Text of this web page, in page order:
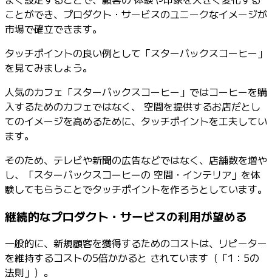
ことができ、プロダクト・サービスのユニークなイメージが
市場で確立できます。
タッチポイントの良い例として「スターバックスコーヒー」
を見てみましょう。
人気のカフェ「スターバックスコーヒー」ではコーヒーを購
入するためのカフェではなく、 空間を提供するお店だとし
てのイメージを高めるために、タッチポイントを工夫してい
ます。
そのため、テレビや新聞の広告などではなく、店舗数を増や
し、「スターバックスコーヒーの 空間・インテリア」を体
験してもらうことでタッチポイントを作ろうとしています。
継続的なプロダクト・サービスの利用が望める
一般的に、新規顧客を獲得するためのコストは、リピーター
を維持するコストの5倍かかると されています（「1：5の
法則」）。